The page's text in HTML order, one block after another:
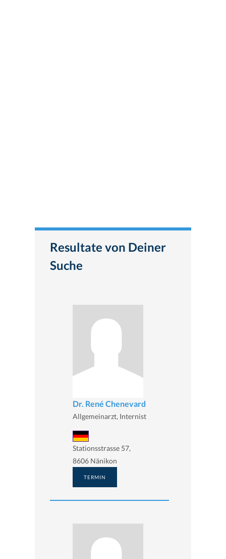
Resultate von Deiner
Suche
Dr. René Chenevard
Allgemeinarzt, Internist
Stationsstrasse 57,
8606 Nänikon
TERMIN